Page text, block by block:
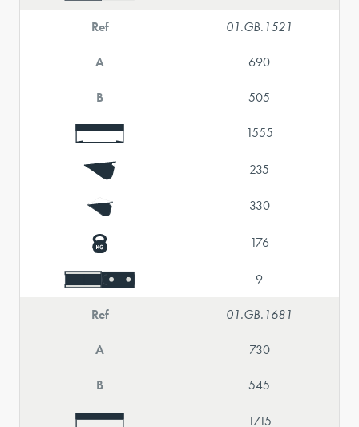
Ref 01.GB.1521
A 690
B 505
1555
235
330
176
9
Ref 01.GB.1681
A 730
B 545
1715